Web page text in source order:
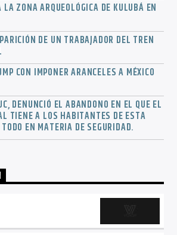
ZONA ARQUEOLÓGICA DE KULUBÁ EN
DE UN TRABAJADOR DEL TREN
CON IMPONER ARANCELES A MÉXICO
DENUNCIÓ EL ABANDONO EN EL QUE EL
TIENE A LOS HABITANTES DE ESTA
EN MATERIA DE SEGURIDAD.